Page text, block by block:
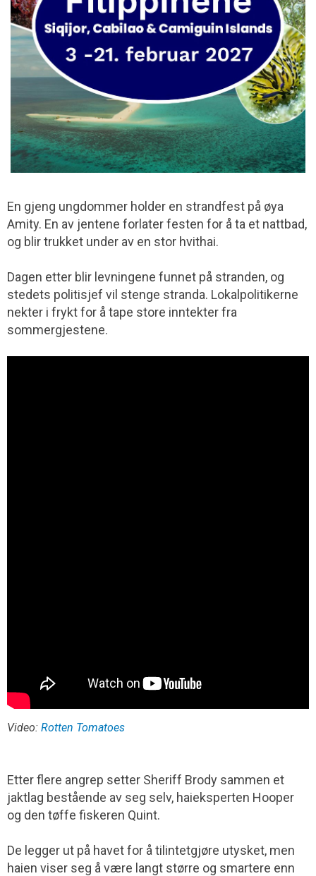
En gjeng ungdommer holder en strandfest på øya
Amity. En av jentene forlater festen for å ta et nattbad,
og blir trukket under av en stor hvithai.
Dagen etter blir levningene funnet på stranden, og
stedets politisjef vil stenge stranda. Lokalpolitikerne
nekter i frykt for å tape store inntekter fra
sommergjestene.
Video: Rotten Tomatoes
Etter flere angrep setter Sheriff Brody sammen et
jaktlag bestående av seg selv, haieksperten Hooper
og den tøffe fiskeren Quint.
De legger ut på havet for å tilintetgjøre utysket, men
haien viser seg å være langt større og smartere enn